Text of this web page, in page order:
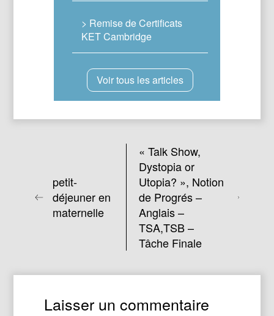
> Remise de Certificats
KET Cambridge
Voir tous les articles
petit-
déjeuner en
maternelle
« Talk Show,
Dystopia or
Utopia? », Notion
de Progrés –
Anglais –
TSA,TSB –
Tâche Finale
Laisser un commentaire